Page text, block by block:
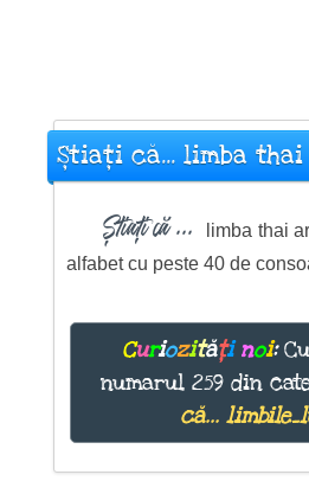
Știați că... limba
Știați că ...
limba thai
alfabet cu peste 40 de
Curiozități noi:
numarul 259 din
că...